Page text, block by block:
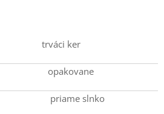
trváci ker
opakovane
priame slnko